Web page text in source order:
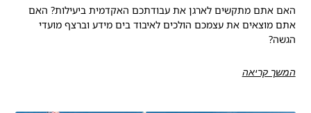
האם אתם מתקשים לארגן את עבודתכם האקדמית ביעילות? האם
אתם מוצאים את עצמכם הולכים לאיבוד בים מידע וברצף מועדי
הגשה?
המשך קריאה